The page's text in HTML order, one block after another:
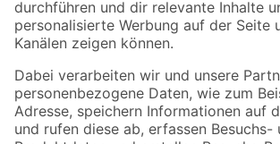
Folge uns
Zahlungsarten Versandarten